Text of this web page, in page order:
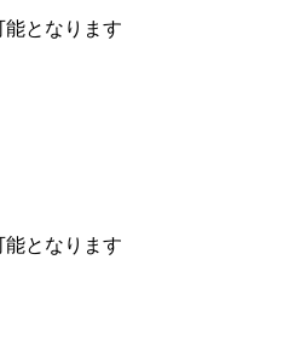
となります
となります